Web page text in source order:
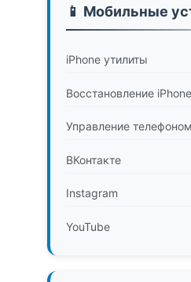
📱 Мобильные
iPhone утилиты
Восстановление iPhone
Управление телефоном
ВКонтакте
Instagram
YouTube